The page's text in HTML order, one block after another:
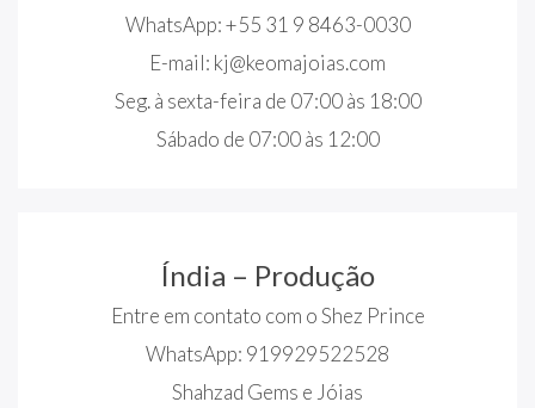
WhatsApp: +55 31 9 8463-0030
E-mail: kj@keomajoias.com
Seg. à sexta-feira de 07:00 às 18:00
Sábado de 07:00 às 12:00
Índia – Produção
Entre em contato com o Shez Prince
WhatsApp: 919929522528
Shahzad Gems e Jóias